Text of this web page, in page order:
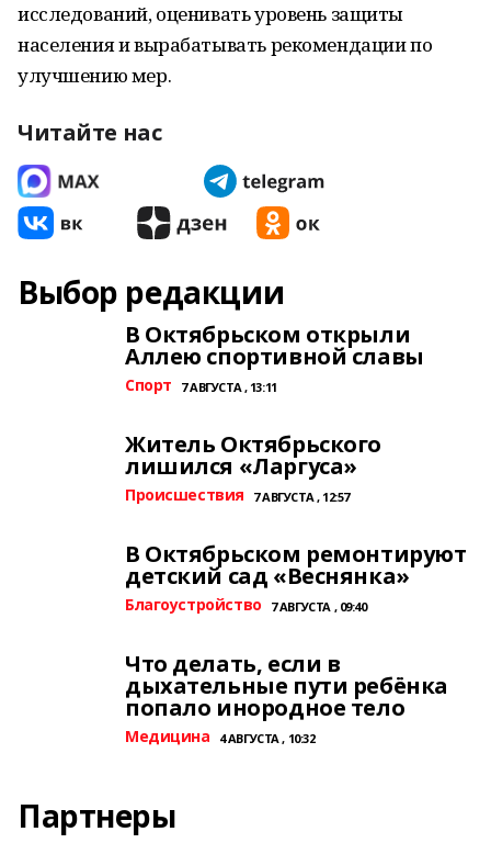
исследований, оценивать уровень защиты
населения и вырабатывать рекомендации по
улучшению мер.
Читайте нас
Выбор редакции
В Октябрьском открыли
Аллею спортивной славы
Спорт 7 АВГУСТА , 13:11
Житель Октябрьского
лишился «Ларгуса»
Происшествия 7 АВГУСТА , 12:57
В Октябрьском ремонтируют
детский сад «Веснянка»
Благоустройство 7 АВГУСТА , 09:40
Что делать, если в
дыхательные пути ребёнка
попало инородное тело
Медицина 4 АВГУСТА , 10:32
Партнеры